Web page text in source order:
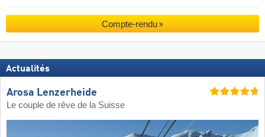
Compte-rendu
Actualités
Arosa Lenzerheide
Le couple de rêve de la Suisse